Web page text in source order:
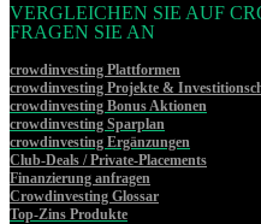
VERGLEICHEN SIE AUF
FRAGEN SIE AN
crowdinvesting Plattformen
crowdinvesting Projekte &
crowdinvesting Bonus Aktionen
crowdinvesting Sparplan
crowdinvesting Ergänzungen
Club-Deals / Private-Placements
Finanzierung anfragen
Crowdinvesting Glossar
Top-Zins Produkte